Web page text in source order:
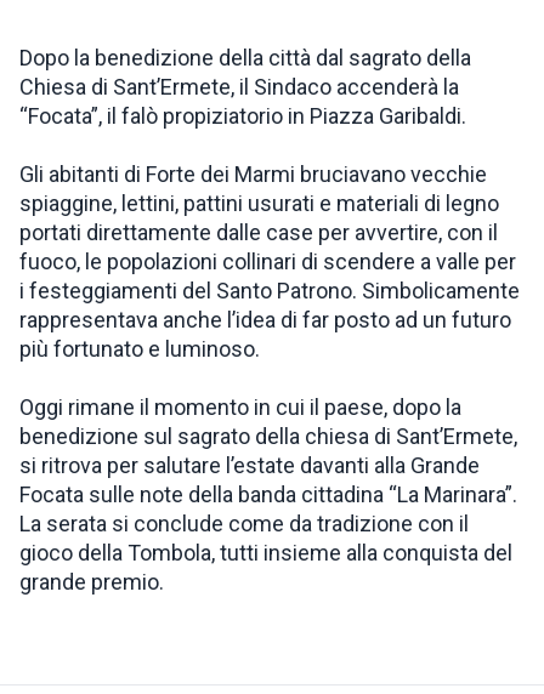
ITA
Dopo la benedizione della città dal sagrato della
Chiesa di Sant’Ermete, il Sindaco accenderà la
“Focata”, il falò propiziatorio in Piazza Garibaldi.
Gli abitanti di Forte dei Marmi bruciavano vecchie
spiaggine, lettini, pattini usurati e materiali di legno
portati direttamente dalle case per avvertire, con il
fuoco, le popolazioni collinari di scendere a valle per
i festeggiamenti del Santo Patrono. Simbolicamente
rappresentava anche l’idea di far posto ad un futuro
più fortunato e luminoso.
Oggi rimane il momento in cui il paese, dopo la
benedizione sul sagrato della chiesa di Sant’Ermete,
si ritrova per salutare l’estate davanti alla Grande
Focata sulle note della banda cittadina “La Marinara”.
La serata si conclude come da tradizione con il
gioco della Tombola, tutti insieme alla conquista del
grande premio.